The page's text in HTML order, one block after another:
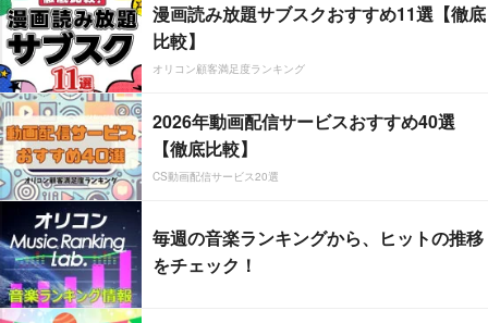
漫画読み放題サブスクおすすめ11選【徹底
比較】
オリコン顧客満足度ランキング
2026年動画配信サービスおすすめ40選
【徹底比較】
CS動画配信サービス20選
毎週の音楽ランキングから、ヒットの推移
をチェック！